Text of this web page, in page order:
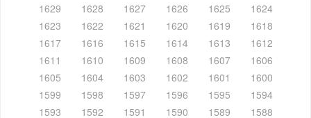
1629
1628 1627 1626 1625
1624
1623
1622 1621 1620 1619
1618
1617
1616 1615 1614 1613
1612
1611
1610 1609 1608 1607
1606
1605
1604 1603 1602 1601
1600
1599
1598 1597 1596 1595
1594
1593
1592 1591 1590 1589 1588